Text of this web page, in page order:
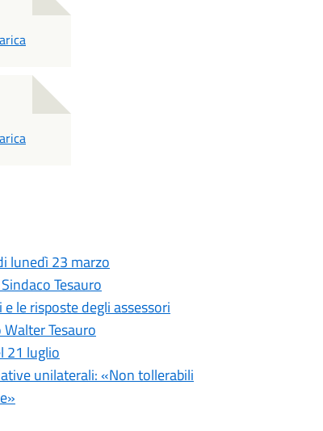
lunedì 23 marzo
Tesauro
le risposte degli assessori
Tesauro
21 luglio
unilaterali: «Non tollerabili